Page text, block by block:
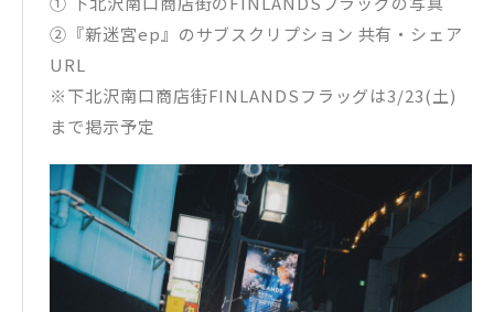
②『新迷宮ep』のサブスクリプション 共有・シェア
URL
※下北沢南口商店街FINLANDSフラッグは3/23(土)
まで掲示予定